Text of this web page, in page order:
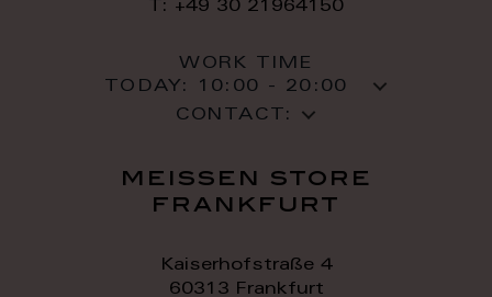
T: +49 30 21964150
WORK TIME
TODAY:
10:00 - 20:00
CONTACT:
meissen store
frankfurt
Kaiserhofstraße 4
60313 Frankfurt